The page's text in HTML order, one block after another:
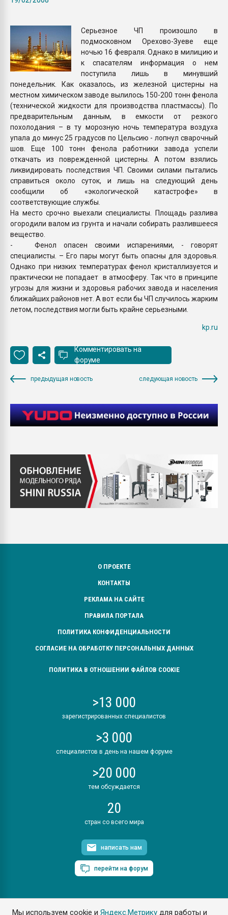
Мы используем cookie иЯндекс.Метрику для работы и
ПЕРЕЙТИ НА
Серьезное ЧП произошло в
подмосковном Орехово-Зуеве еще
ночью 16 февраля. Однако в милицию и
к спасателям информация о нем
поступила лишь в минувший
понедельник. Как оказалось, из железной цистерны на
местном химическом заводе вылилось 150-200 тонн фенола
(технической жидкости для производства пластмассы). По
предварительным данным, в емкости от резкого
похолодания – в ту морозную ночь температура воздуха
упала до минус 25 градусов по Цельсию - лопнул сварочный
шов. Еще 100 тонн фенола работники завода успели
откачать из поврежденной цистерны. А потом взялись
ликвидировать последствия ЧП. Своими силами пытались
справиться около суток, и лишь на следующий день
сообщили об «экологической катастрофе» в
соответствующие службы.
На место срочно выехали специалисты. Площадь разлива
огородили валом из грунта и начали собирать разлившееся
вещество.
- Фенол опасен своими испарениями, - говорят
специалисты. – Его пары могут быть опасны для здоровья.
Однако при низких температурах фенол кристаллизуется и
практически не попадает в атмосферу. Так что в принципе
угрозы для жизни и здоровья рабочих завода и населения
ближайших районов нет. А вот если бы ЧП случилось жарким
летом, последствия могли быть крайне серьезными.
kp.ru
Комментировать на
форуме
предыдущая новость следующая новость
О ПРОЕКТЕ
КОНТАКТЫ
РЕКЛАМА НА САЙТЕ
ПРАВИЛА ПОРТАЛА
ПОЛИТИКА КОНФИДЕНЦИАЛЬНОСТИ
СОГЛАСИЕ НА ОБРАБОТКУ ПЕРСОНАЛЬНЫХ ДАННЫХ
ПОЛИТИКА В ОТНОШЕНИИ ФАЙЛОВ COOKIE
>13 000
зарегистрированных специалистов
>3 000
специалистов в день на нашем форуме
>20 000
тем обсуждается
20
стран со всего мира
написать нам
перейти на форум
ПластЭксперт © 2006. Все права защищены